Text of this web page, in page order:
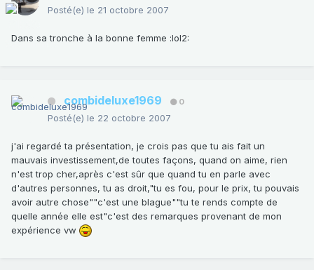
Posté(e) le 21 octobre 2007
Dans sa tronche à la bonne femme :lol2:
combideluxe1969 0
Posté(e) le 22 octobre 2007
j'ai regardé ta présentation, je crois pas que tu ais fait un
mauvais investissement,de toutes façons, quand on aime, rien
n'est trop cher,après c'est sûr que quand tu en parle avec
d'autres personnes, tu as droit,"tu es fou, pour le prix, tu pouvais
avoir autre chose""c'est une blague""tu te rends compte de
quelle année elle est"c'est des remarques provenant de mon
expérience vw